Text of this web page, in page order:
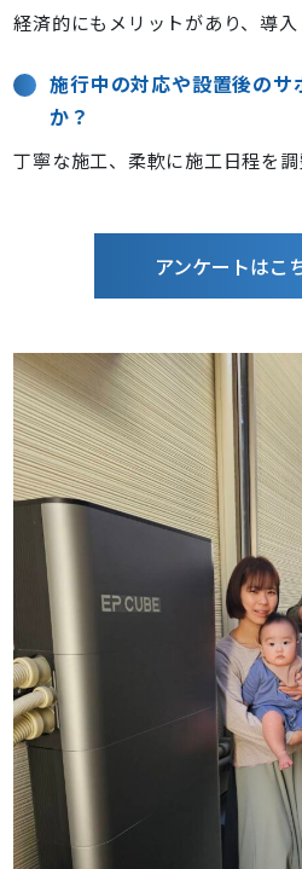
経済的にもメリットがあり、導入
施行中の対応や設置後のサ
か？
丁寧な施工、柔軟に施工日程を調
アンケートはこ